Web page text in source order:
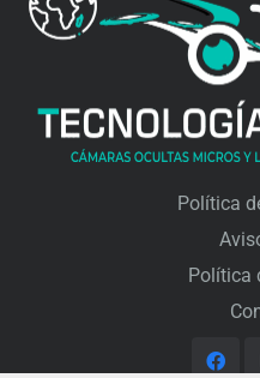
Política
Política